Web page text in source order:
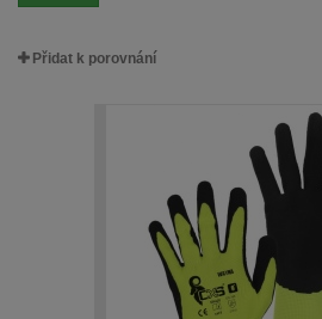
Přidat k porovnání